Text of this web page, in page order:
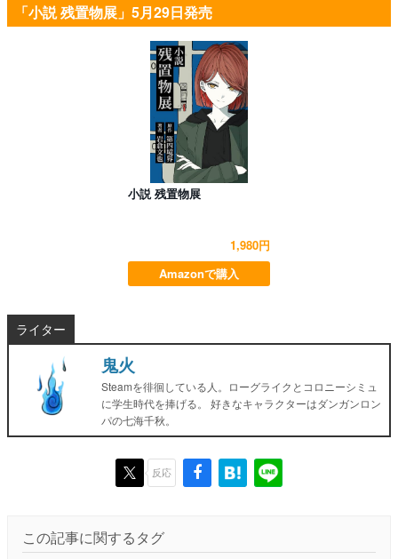
「小説 残置物展」5月29日発売
小説 残置物展
1,980円
Amazonで購入
ライター
鬼火
Steamを徘徊している人。ローグライクとコロニーシミュ
に学生時代を捧げる。 好きなキャラクターはダンガンロン
パの七海千秋。
反応
この記事に関するタグ